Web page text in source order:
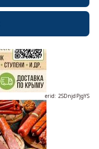
erid: 2SDnjdPjgYS
erid: 2SDnjdvhGXG